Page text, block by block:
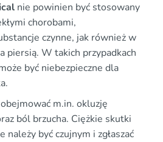
nie powinien być stosowany
chorobami,
czynne, jak również w
piersią. W takich przypadkach
być niebezpieczne dla
m.in. okluzję
ból brzucha. Ciężkie skutki
należy być czujnym i zgłaszać